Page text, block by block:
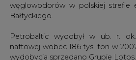
węglowodorów w polskiej strefie
Bałtyckiego.
Petrobaltic wydobył w ub. r.
naftowej wobec 186 tys. ton w
wydobycia sprzedano Grupie Lotos.